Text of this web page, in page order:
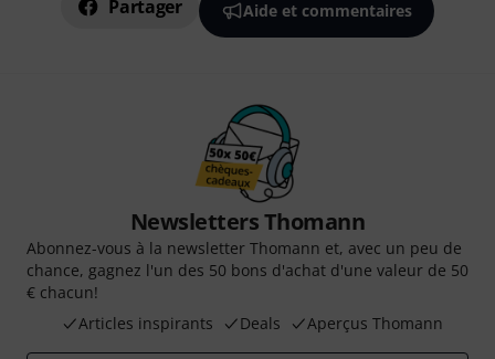
Partager Aide et commentaires
Newsletters Thomann
Abonnez-vous à la newsletter Thomann et, avec un peu de
chance, gagnez l'un des 50 bons d'achat d'une valeur de 50
€ chacun!
Articles inspirants
Deals Aperçus Thomann